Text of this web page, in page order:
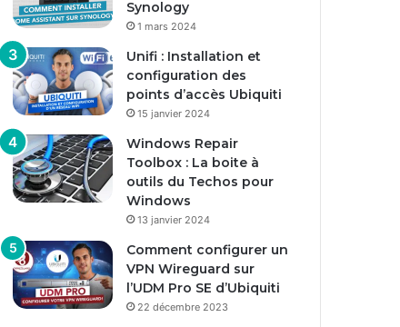
Synology
1 mars 2024
Unifi : Installation et
configuration des
points d’accès Ubiquiti
15 janvier 2024
Windows Repair
Toolbox : La boite à
outils du Techos pour
Windows
13 janvier 2024
Comment configurer un
VPN Wireguard sur
l’UDM Pro SE d’Ubiquiti
22 décembre 2023